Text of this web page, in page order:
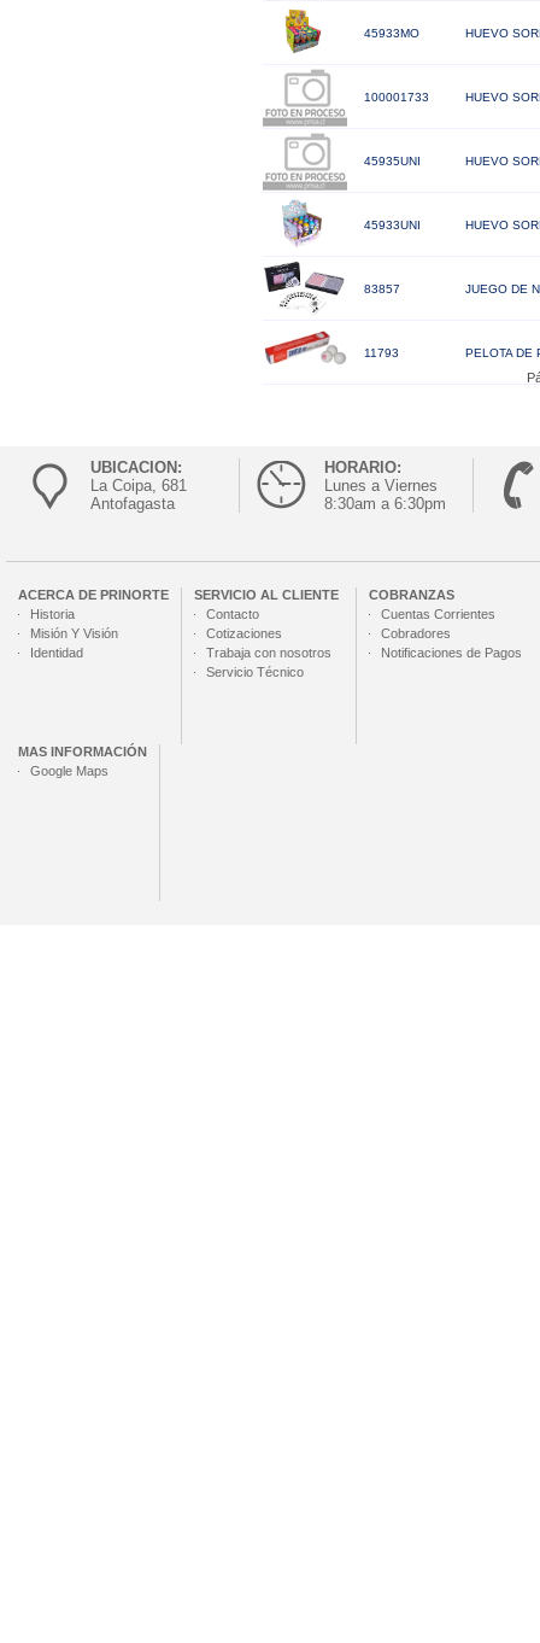
45933MO HUEVO
100001733 HUEVO
45935UNI HUEVO
45933UNI HUEVO
83857 JUEGO DE
11793 PELOTA DE
UBICACION:
La Coipa, 681
Antofagasta
HORARIO:
Lunes a Viernes
8:30am a 6:30pm
ACERCA DE PRINORTE
Historia
Misión Y Visión
Identidad
SERVICIO AL CLIENTE
Contacto
Cotizaciones
Trabaja con nosotros
Servicio Técnico
COBRANZAS
Cuentas Corrientes
Cobradores
Notificaciones de Pagos
MAS INFORMACIÓN
Google Maps